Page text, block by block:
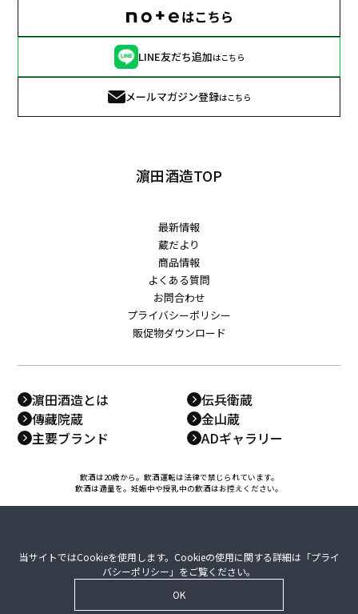
LINE友だち追加はこちら
メールマガジン登録はこちら
濵田酒造TOP
最新情報
蔵だより
商品情報
よくある質問
お問合わせ
プライバシーポリシー
販促物ダウンロード
濵田酒造とは
伝兵衛蔵
傳藏院蔵
金山蔵
主要ブランド
ADギャラリー
飲酒は20歳から。飲酒運転は法律で禁じられています。
飲酒は適量を。妊娠中や授乳中の飲酒はお控えください。
当サイトではCookieを使用します。Cookieの使用に関する詳細は「プライ
バシーポリシー 」をご覧ください。
OK